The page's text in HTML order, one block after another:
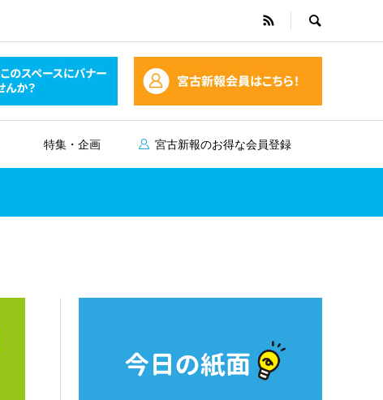
特集・企画 宮古新報のお得な会員登録